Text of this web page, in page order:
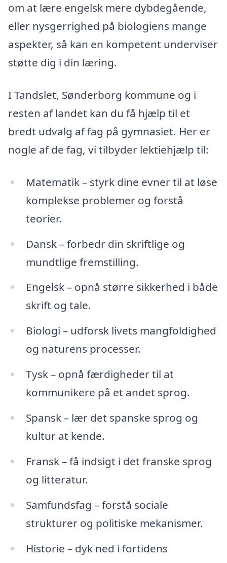
om at lære engelsk mere dybdegående,
eller nysgerrighed på biologiens mange
aspekter, så kan en kompetent underviser
støtte dig i din læring.
I Tandslet, Sønderborg kommune og i
resten af landet kan du få hjælp til et
bredt udvalg af fag på gymnasiet. Her er
nogle af de fag, vi tilbyder lektiehjælp til:
Matematik – styrk dine evner til at løse
komplekse problemer og forstå
teorier.
Dansk – forbedr din skriftlige og
mundtlige fremstilling.
Engelsk – opnå større sikkerhed i både
skrift og tale.
Biologi – udforsk livets mangfoldighed
og naturens processer.
Tysk – opnå færdigheder til at
kommunikere på et andet sprog.
Spansk – lær det spanske sprog og
kultur at kende.
Fransk – få indsigt i det franske sprog
og litteratur.
Samfundsfag – forstå sociale
strukturer og politiske mekanismer.
Historie – dyk ned i fortidens